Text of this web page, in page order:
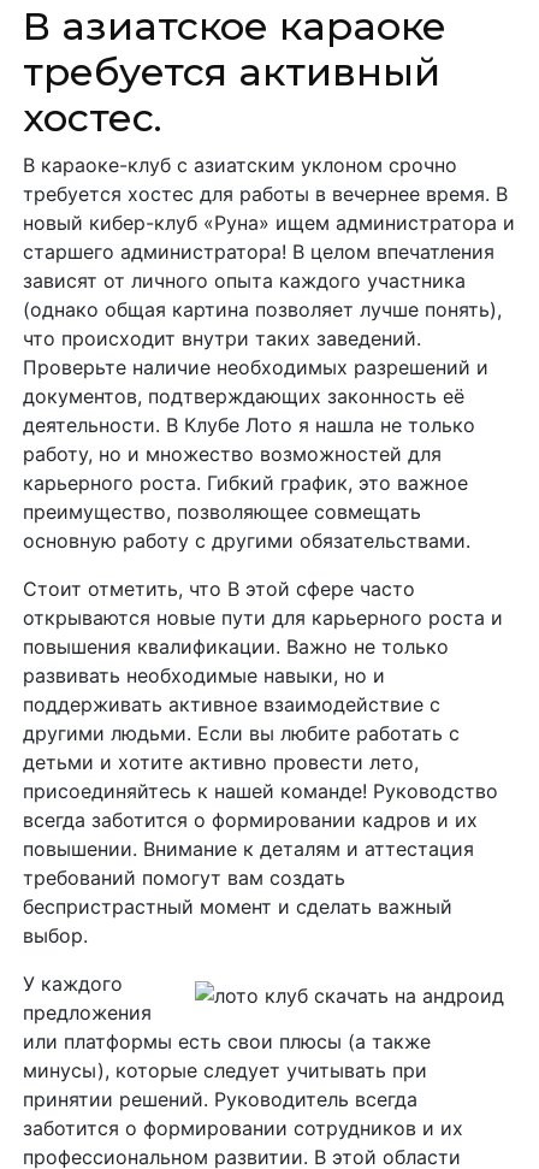
В азиатское караоке
требуется активный
хостес.
В караоке-клуб с азиатским уклоном срочно
требуется хостес для работы в вечернее время. В
новый кибер-клуб «Руна» ищем администратора и
старшего администратора! В целом впечатления
зависят от личного опыта каждого участника
(однако общая картина позволяет лучше понять),
что происходит внутри таких заведений.
Проверьте наличие необходимых разрешений и
документов, подтверждающих законность её
деятельности. В Клубе Лото я нашла не только
работу, но и множество возможностей для
карьерного роста. Гибкий график, это важное
преимущество, позволяющее совмещать
основную работу с другими обязательствами.
Стоит отметить, что В этой сфере часто
открываются новые пути для карьерного роста и
повышения квалификации. Важно не только
развивать необходимые навыки, но и
поддерживать активное взаимодействие с
другими людьми. Если вы любите работать с
детьми и хотите активно провести лето,
присоединяйтесь к нашей команде! Руководство
всегда заботится о формировании кадров и их
повышении. Внимание к деталям и аттестация
требований помогут вам создать
беспристрастный момент и сделать важный
выбор.
У каждого
предложения
или платформы есть свои плюсы (а также
минусы), которые следует учитывать при
принятии решений. Руководитель всегда
заботится о формировании сотрудников и их
профессиональном развитии. В этой области